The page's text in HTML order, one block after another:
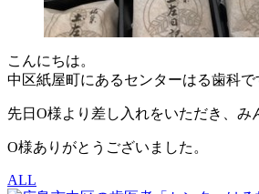
こんにちは。
中区紙屋町にあるセンターはる歯科で
先日O様より差し入れをいただき、
O様ありがとうございました。
ALL